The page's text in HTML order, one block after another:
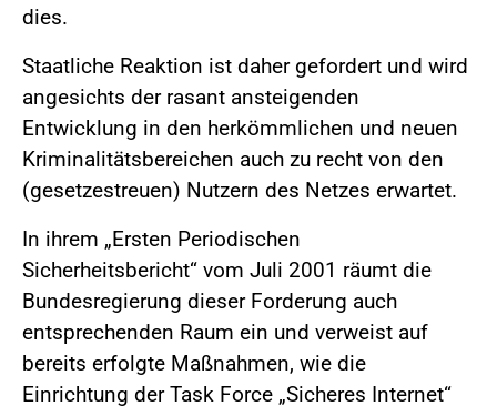
dies.
Staatliche Reaktion ist daher gefordert und wird
angesichts der rasant ansteigenden
Entwicklung in den herkömmlichen und neuen
Kriminalitätsbereichen auch zu recht von den
(gesetzestreuen) Nutzern des Netzes erwartet.
In ihrem „Ersten Periodischen
Sicherheitsbericht“ vom Juli 2001 räumt die
Bundesregierung dieser Forderung auch
entsprechenden Raum ein und verweist auf
bereits erfolgte Maßnahmen, wie die
Einrichtung der Task Force „Sicheres Internet“